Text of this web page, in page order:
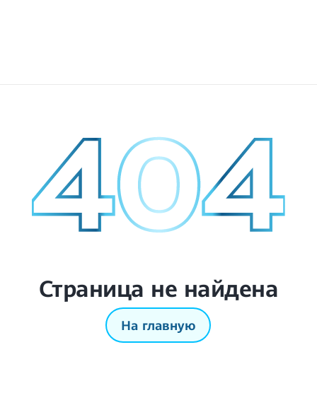
Страница не найдена
На главную